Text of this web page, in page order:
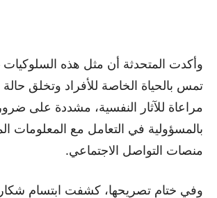
وأكدت المتحدثة أن مثل هذه السلوكيات
تمس بالحياة الخاصة للأفراد وتخلق حالة
مراعاة للآثار النفسية، مشددة على
بالمسؤولية في التعامل مع المعلومات
منصات التواصل الاجتماعي.
وفي ختام تصريحها، كشفت ابتسام